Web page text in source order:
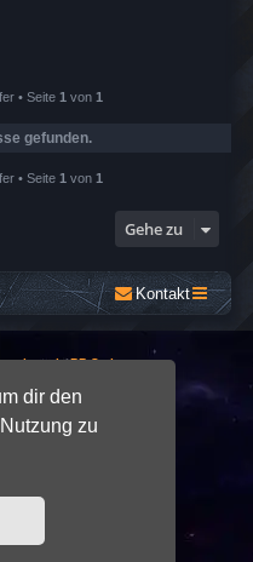
dir den
zu
• Seite 1 von 1
gefunden.
• Seite 1 von 1
Gehe zu
Kontakt
phpBB Styles
© phpBB Limited